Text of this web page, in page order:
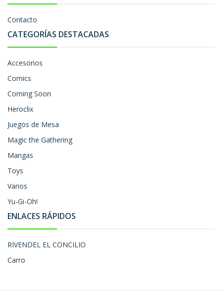
Contacto
CATEGORÍAS DESTACADAS
Accesorios
Comics
Coming Soon
Heroclix
Juegos de Mesa
Magic the Gathering
Mangas
Toys
Varios
Yu-Gi-Oh!
ENLACES RÁPIDOS
RIVENDEL EL CONCILIO
Carro